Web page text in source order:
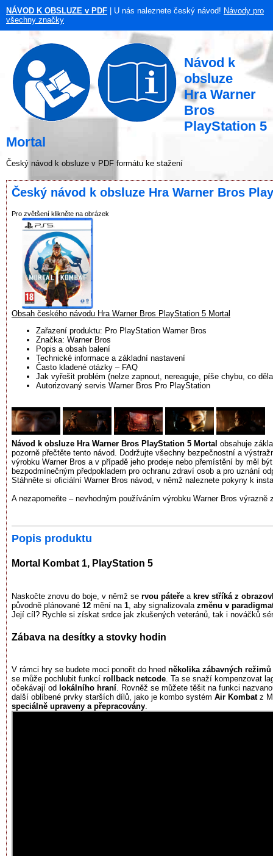
NÁVOD K OBSLUZE v PDF | U nás naleznete český návod! Návody pro
všechny značky
Návod k
obsluze
Hra Warner
Bros
PlayStation 5
Mortal
Český návod k obsluze v PDF formátu ke stažení
Český návod k obsluze Hra Warner Bros
Pro zvětšení klikněte na obrázek
Obsah českého návodu Hra Warner Bros PlayStation 5 Mortal
Zařazení produktu: Pro PlayStation Warner Bros
Značka: Warner Bros
Popis a obsah balení
Technické informace a základní nastavení
Často kladené otázky – FAQ
Jak vyřešit problém (nelze zapnout, nereaguje, píše chybu, co
Autorizovaný servis Warner Bros Pro PlayStation
Návod k obsluze Hra Warner Bros PlayStation 5 Mortal obsahuje
pozorně přečtěte tento návod. Dodržujte všechny bezpečnostní a
výrobku Warner Bros a v případě jeho prodeje nebo přemístění by měl
bezpodmínečným předpokladem pro ochranu zdraví osob a pro uznání
Stáhněte si oficiální Warner Bros návod, v němž naleznete pokyny k
A nezapomeňte – nevhodným používáním výrobku Warner Bros výrazně
Popis produktu
Mortal Kombat 1, PlayStation 5
Naskočte znovu do boje, v němž se rvou páteře a krev stříká z
původně plánované 12 mění na 1 , aby signalizovala změnu v
Její cíl? Rychle si získat srdce jak zkušených veteránů, tak i nováčků
Zábava na desítky a stovky hodin
V rámci hry se budete moci ponořit do hned několika zábavných režimů
se může pochlubit funkcí rollback netcode. Ta se snaží kompenzovat
očekávají od lokálního hraní. Rovněž se můžete těšit na funkci
další oblíbené prvky starších dílů, jako je kombo systém Air Kombatz
speciálně upraveny a přepracovány.